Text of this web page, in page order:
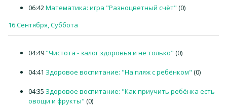
06:42Математика: игра "Разноцветный счёт" (0)
16 Сентября, Суббота
04:49 "Чистота - залог здоровья и не только" (0)
04:41 Здоровое воспитание: "На пляж с ребёнком" (0)
04:35 Здоровое воспитание: "Как приучить ребёнка есть
овощи и фрукты" (0)